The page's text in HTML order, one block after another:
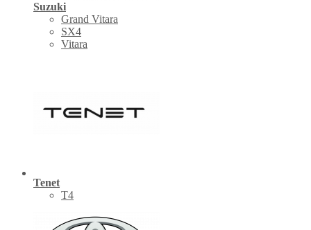
Suzuki
Grand Vitara
SX4
Vitara
Tenet
Т4